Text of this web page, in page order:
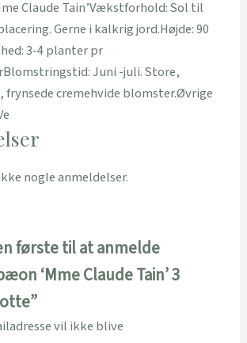
Claude Tain’Vækstforhold: Sol til
Gerne i kalkrig jord.Højde: 90
3-4 planter pr
Juni -juli. Store,
cremehvide blomster.Øvrige
nogle anmeldelser.
første til at anmelde
‘Mme Claude Tain’ 3
vil ikke blive